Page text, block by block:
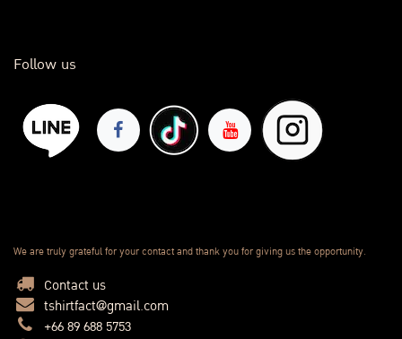
Follow us
We are truly grateful for your contact and thank you for giving us the opportunity.
Contact us
tshirtfact@gmail.com
+66 89 688 5753